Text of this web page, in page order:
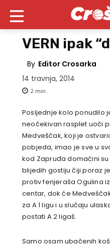
VERN ipak
By Editor Crosarka
14 travnja, 2014
2 min.
Posljednje kolo ponudilo
neočekivan rasplet uoči
Medveščak, koji je
pobjeda, imao je sve u
kod Zapruđa domaćini
blijedih gostiju čiji poraz
protiv fenjeraša Ogulina
centar, dok će
za A 1 ligu i u slučaju
postati A 2 ligaš.
Samo osam ubačenih